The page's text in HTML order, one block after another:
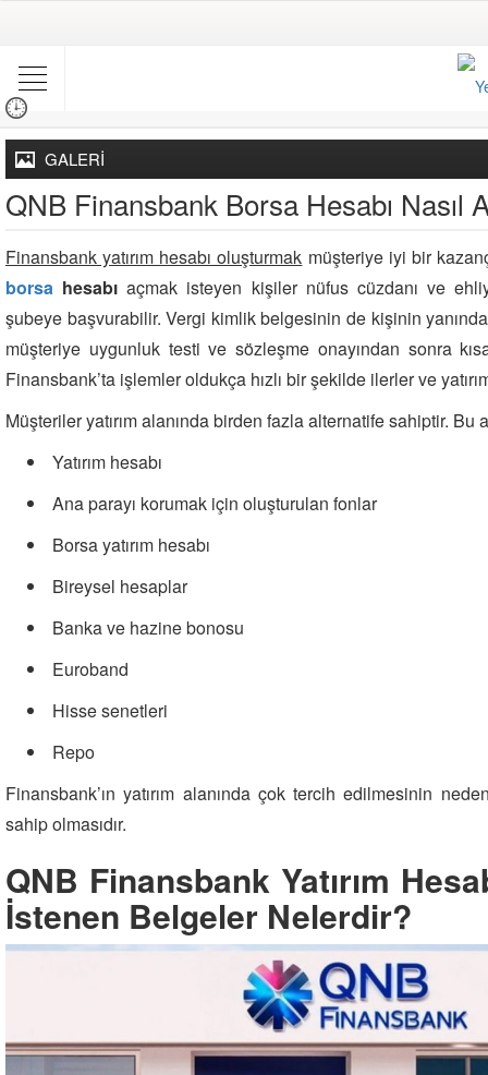
GALERİ
QNB Finansbank Borsa Hesabı Nasıl
Finansbank yatırım hesabı oluşturmak müşteriye iyi bir
borsa hesabı açmak isteyen kişiler nüfus cüzdanı ve
şubeye başvurabilir. Vergi kimlik belgesinin de kişinin yanında
müşteriye uygunluk testi ve sözleşme onayından sonra
Finansbank’ta işlemler oldukça hızlı bir şekilde ilerler ve
Müşteriler yatırım alanında birden fazla alternatife sahiptir. Bu
Yatırım hesabı
Ana parayı korumak için oluşturulan fonlar
Borsa yatırım hesabı
Bireysel hesaplar
Banka ve hazine bonosu
Euroband
Hisse senetleri
Repo
Finansbank’ın yatırım alanında çok tercih edilmesinin
sahip olmasıdır.
QNB Finansbank Yatırım
İstenen Belgeler Nelerdir?